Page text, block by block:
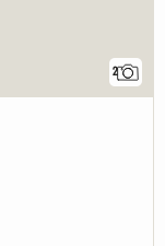
2